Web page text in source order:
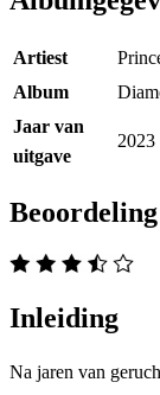
Artiest
Album
Jaar van
uitgave
2023
Beoordeling
Inleiding
Na jaren van